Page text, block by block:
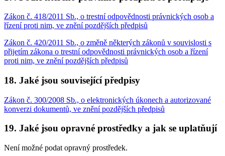
Zákon č. 418/2011 Sb., o trestní odpovědnosti právnických osob a
řízení proti nim, ve znění pozdějších předpisů
Zákon č. 420/2011 Sb., o změně některých zákonů v souvislosti s
přijetím zákona o trestní odpovědnosti právnických osob a řízení
proti nim, ve znění pozdějších předpisů
18. Jaké jsou související předpisy
Zákon č. 300/2008 Sb., o elektronických úkonech a autorizované
konverzi dokumentů, ve znění pozdějších předpisů
19. Jaké jsou opravné prostředky a jak se uplatňují
Není možné podat opravný prostředek.